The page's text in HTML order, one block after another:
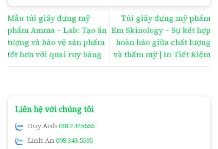
Mẫu túi giấy đựng mỹ
phẩm Amma – Lab: Tạo ấn
tượng và bảo vệ sản phẩm
tốt hơn với quai ruy băng
Túi giấy đựng mỹ phẩm
Em Skinology – Sự kết hợp
hoàn hảo giữa chất lượng
và thẩm mỹ | In Tiết Kiệm
Liên hệ với chúng tôi
Duy Anh 0812.445555
Linh An 098.343.5505